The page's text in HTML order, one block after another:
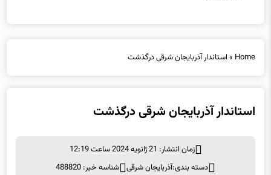
زمان انتشار: 21 ژانویه 2024 ساعت 12:19